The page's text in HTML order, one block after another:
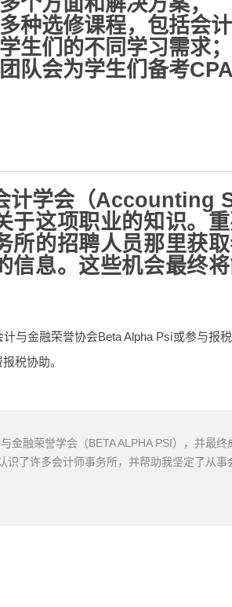
种选修课程，包括会
生们的不同学习需求；
队会为学生们备考
计学会（Accounting
于这项职业的知识。
所的招聘人员那里获
信息。这些机会最终
与金融荣誉协会Beta Alpha Psi或参与报
税协助。
金融荣誉学会（BETA ALPHA PSI），并最
识了许多会计师事务所，并帮助我坚定了从事